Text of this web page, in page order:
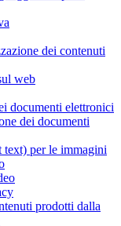
dei contenuti
web
documenti elettronici
dei documenti
text) per le immagini
prodotti dalla